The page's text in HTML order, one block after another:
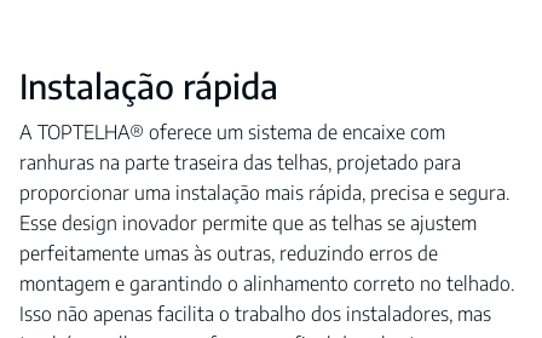
Instalação rápida
A TOPTELHA® oferece um sistema de encaixe com
ranhuras na parte traseira das telhas, projetado para
proporcionar uma instalação mais rápida, precisa e segura.
Esse design inovador permite que as telhas se ajustem
perfeitamente umas às outras, reduzindo erros de
montagem e garantindo o alinhamento correto no telhado.
Isso não apenas facilita o trabalho dos instaladores, mas